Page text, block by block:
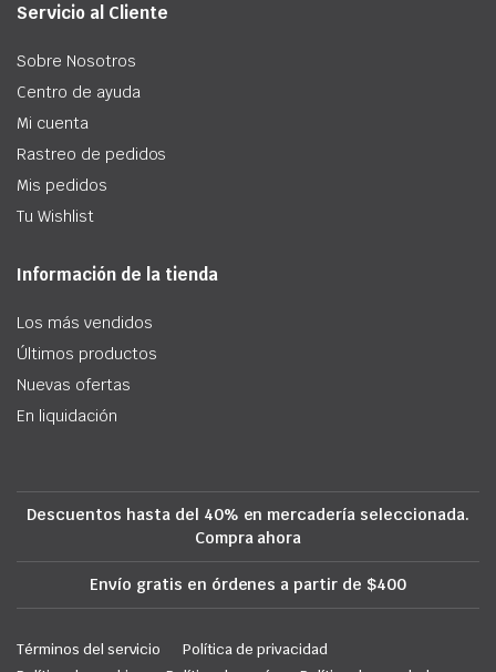
Servicio al Cliente
Sobre Nosotros
Centro de ayuda
Mi cuenta
Rastreo de pedidos
Mis pedidos
Tu Wishlist
Información de la tienda
Los más vendidos
Últimos productos
Nuevas ofertas
En liquidación
Descuentos hasta del 40% en mercadería seleccionada.
Compra ahora
Envío gratis en órdenes a partir de $400
Términos del servicio
Política de privacidad